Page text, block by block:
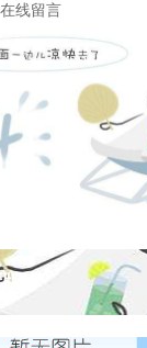
在线留言
本